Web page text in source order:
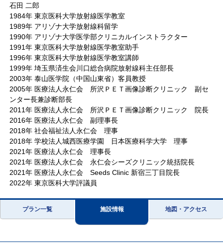
石田 二郎
1984年 東京医科大学放射線医学教室
1989年 アリゾナ大学放射線科留学
1990年 アリゾナ大学医学部クリニカルインストラクター
1991年 東京医科大学放射線医学教室助手
1996年 東京医科大学放射線医学教室講師
1999年 埼玉県済生会川口総合病院放射線科主任部長
2003年 泰山医学院（中国山東省）客員教授
2005年 医療法人永仁会 所沢ＰＥＴ画像診断クリニック 副セ
ンター長兼診断部長
2011年 医療法人永仁会 所沢ＰＥＴ画像診断クリニック 院長
2016年 医療法人永仁会 副理事長
2018年 社会福祉法人永仁会 理事
2018年 学校法人城西医療学園 日本医療科学大学 理事
2021年 医療法人永仁会 理事長
2021年 医療法人永仁会 永仁会シーズクリニック統括院長
2021年 医療法人永仁会 Seeds Clinic 新宿三丁目院長
2022年 東京医科大学評議員
プラン一覧 施設情報 地図・アクセス